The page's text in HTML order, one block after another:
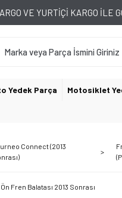
VE YURTİÇİ KARGO İLE
Yedek Parça Motosiklet
Connect (2013